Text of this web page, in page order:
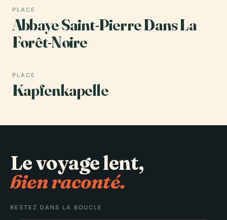
PLACE
Abbaye Saint-Pierre Dans La
Forêt-Noire
PLACE
Kapfenkapelle
Le voyage lent,
bien raconté.
RESTEZ DANS LA BOUCLE